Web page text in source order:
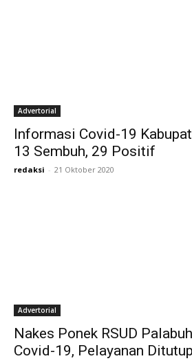
Advertorial
Informasi Covid-19
13 Sembuh, 29 Positif
redaksi - 21 Oktober 2020
Advertorial
Nakes Ponek RSUD
Covid-19, Pelayanan